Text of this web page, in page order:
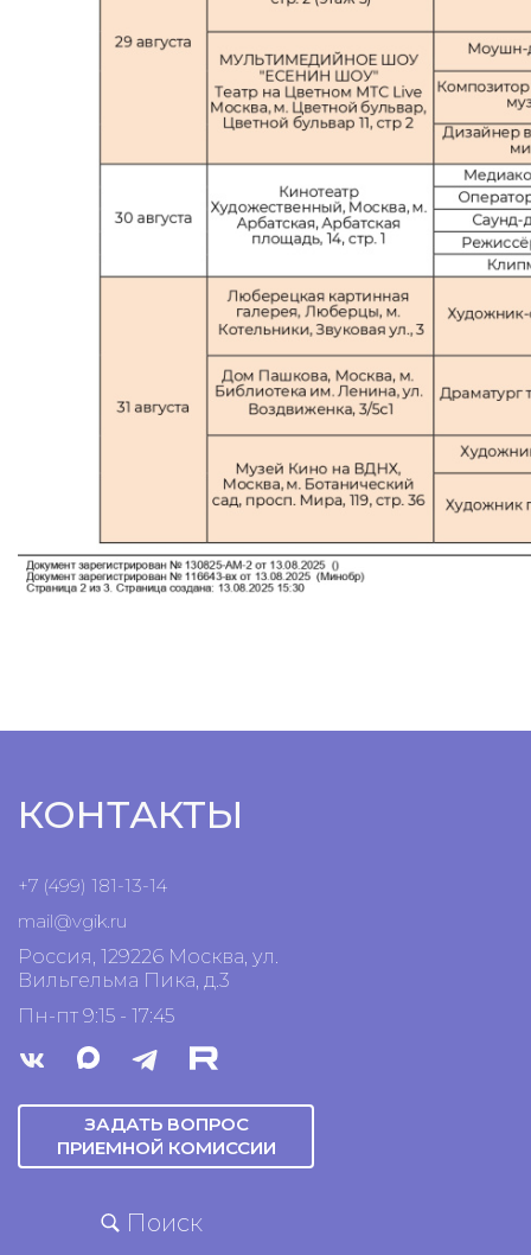
КОНТАКТЫ
+7 (499) 181-13-14
mail@vgik.ru
Россия, 129226 Москва, ул.
Вильгельма Пика, д.3
Пн-пт 9:15 - 17:45
ЗАДАТЬ ВОПРОС
ПРИЕМНОЙ КОМИССИИ
Поиск